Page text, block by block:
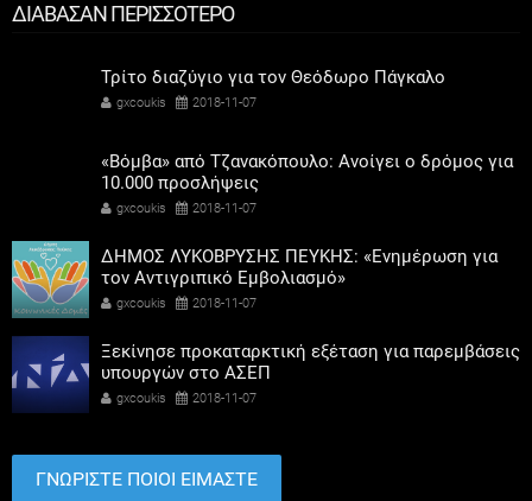
ΔΙΑΒΑΣΑΝ ΠΕΡΙΣΣΟΤΕΡΟ
Τρίτο διαζύγιο για τον Θεόδωρο Πάγκαλο
gxcoukis 2018-11-07
«Βόμβα» από Τζανακόπουλο: Ανοίγει ο δρόμος για
10.000 προσλήψεις
gxcoukis 2018-11-07
ΔΗΜΟΣ ΛΥΚΟΒΡΥΣΗΣ ΠΕΥΚΗΣ: «Ενημέρωση για
τον Αντιγριπικό Εμβολιασμό»
gxcoukis 2018-11-07
Ξεκίνησε προκαταρκτική εξέταση για παρεμβάσεις
υπουργών στο ΑΣΕΠ
gxcoukis 2018-11-07
ΓΝΩΡΙΣΤΕ ΠΟΙΟΙ ΕΙΜΑΣΤΕ